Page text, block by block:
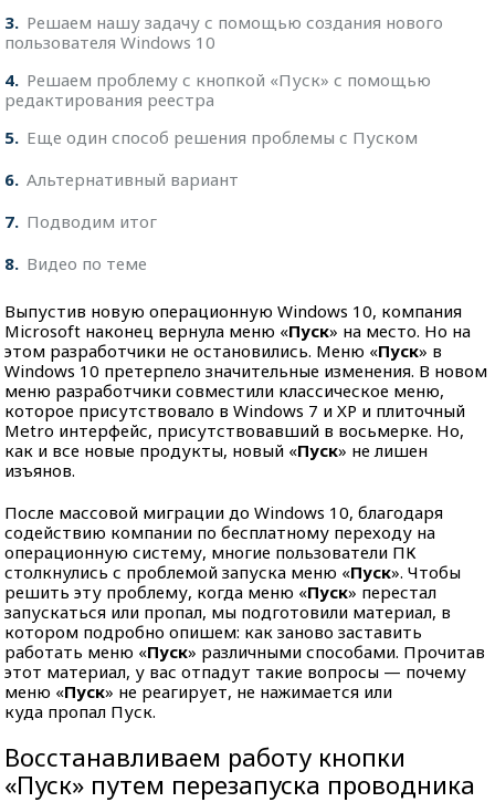
3 Решаем нашу задачу с помощью создания нового
пользователя Windows 10
4 Решаем проблему с кнопкой «Пуск» с помощью
редактирования реестра
5 Еще один способ решения проблемы с Пуском
6 Альтернативный вариант
7 Подводим итог
8 Видео по теме
Выпустив новую операционную Windows 10, компания
Microsoft наконец вернула меню «Пуск» на место. Но на
этом разработчики не остановились. Меню «Пуск» в
Windows 10 претерпело значительные изменения. В новом
меню разработчики совместили классическое меню,
которое присутствовало в Windows 7 и XP и плиточный
Metro интерфейс, присутствовавший в восьмерке. Но,
как и все новые продукты, новый «Пуск» не лишен
изъянов.
После массовой миграции до Windows 10, благодаря
содействию компании по бесплатному переходу на
операционную систему, многие пользователи ПК
столкнулись с проблемой запуска меню «Пуск». Чтобы
решить эту проблему, когда меню «Пуск» перестал
запускаться или пропал, мы подготовили материал, в
котором подробно опишем: как заново заставить
работать меню «Пуск» различными способами. Прочитав
этот материал, у вас отпадут такие вопросы — почему
меню «Пуск» не реагирует, не нажимается или
куда пропал Пуск.
Восстанавливаем работу кнопки
«Пуск» путем перезапуска проводника